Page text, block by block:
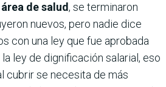
de salud, se terminaron
nuevos, pero nadie dice
con una ley que fue aprobada
ley de dignificación salarial, eso
cubrir se necesita de más